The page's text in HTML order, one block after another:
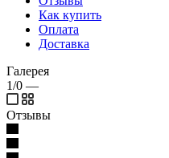
Как купить
Оплата
Доставка
Галерея
1/0 —
Отзывы